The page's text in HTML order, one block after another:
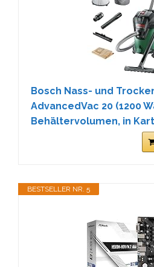
Bosch Nass- und
AdvancedVac 20 (1200
Behältervolumen, in
BESTSELLER NR. 5